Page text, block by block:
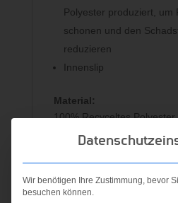
Polyester produziert, um
schonen und den
reduzieren
Innenslip
Material:
100% Recyceltes Polyester
Ähnliche
Wir benötigen Ihre Zustimmung, bevor
besuchen können.